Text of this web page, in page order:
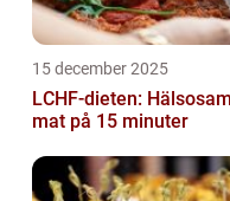
15 december 2025
LCHF-dieten: Hälsosam
mat på 15 minuter